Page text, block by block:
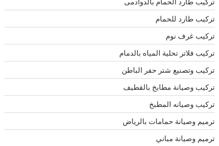
تركيب طارد للحمام
تركيب غرف نوم
تركيب فلاتر تحلية المياه بالدمام
تركيب وتصنيع شتر حفر الباطن
تركيب وصيانة مطابخ بالقطيف
تركيب وصيانه المطبخ
ترميم وصيانة حمامات بالرياض
ترميم وصيانة مباني